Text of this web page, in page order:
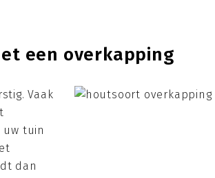
een overkapping
Vaak
uw tuin
dan